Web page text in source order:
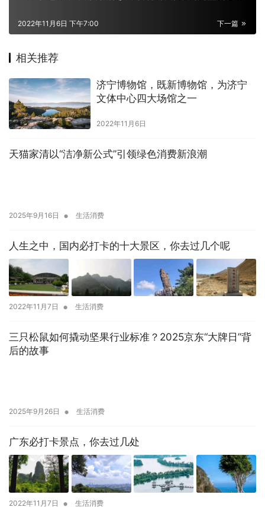
下一篇
2022年11月6日 下午7:00
相关推荐
济宁博物馆，既新博物馆，为济宁
文体中心四大场馆之一
2022年11月6日
天猫家清以“洁净新公式”引领绿色消费新浪潮
2025年9月16日 • 生活消费
人生之中，国内必打卡的十大景区，你去过几个呢
2022年11月7日 • 生活消费
三只松鼠如何撬动坚果行业标准？2025京东“大牌日”背
后的故事
2025年9月26日 • 生活消费
广东必打卡景点，你去过几处
2022年11月7日 • 生活消费